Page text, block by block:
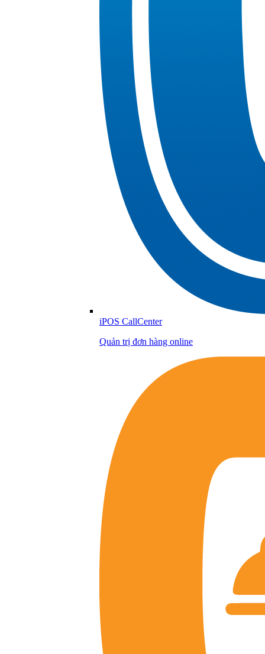
iPOS CallCenter
Quản trị đơn hàng online